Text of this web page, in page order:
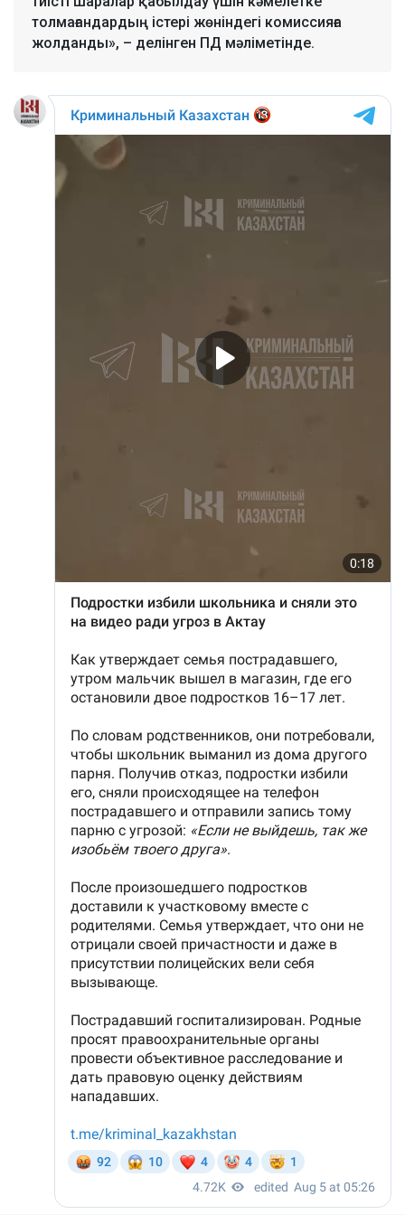
толмағандардың істері жөніндегі комиссияға
жолданды», – делінген ПД мәліметінде.